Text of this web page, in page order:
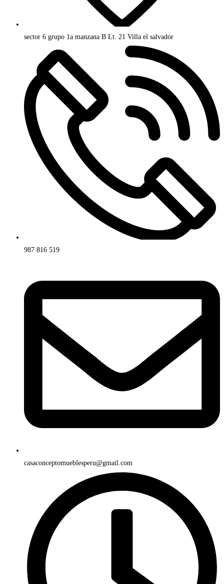
sector 6 grupo 1a manzana B Lt. 21 Villa el salvador
987 816 519
casaconceptomueblesperu@gmail.com